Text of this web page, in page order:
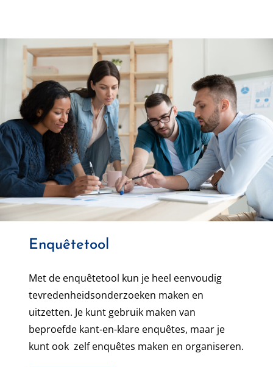
Enquêtetool
Met de enquêtetool kun je heel eenvoudig
tevredenheidsonderzoeken maken en
uitzetten. Je kunt gebruik maken van
beproefde kant-en-klare enquêtes, maar je
kunt ook zelf enquêtes maken en organiseren.